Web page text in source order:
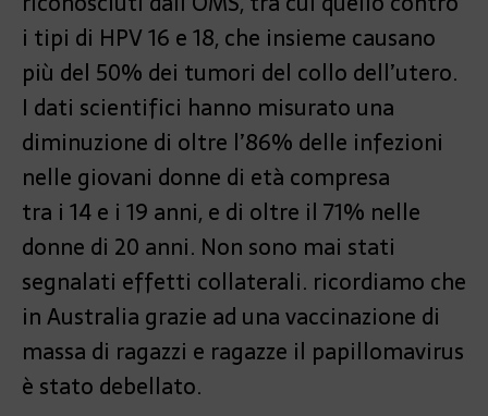
i tipi di HPV 16 e 18, che insieme causano
più del 50% dei tumori del collo dell’utero.
I dati scientifici hanno misurato una
diminuzione di oltre l’86% delle infezioni
nelle giovani donne di età compresa
tra i 14 e i 19 anni, e di oltre il 71% nelle
donne di 20 anni. Non sono mai stati
segnalati effetti collaterali. ricordiamo che
in Australia grazie ad una vaccinazione di
massa di ragazzi e ragazze il papillomavirus
è stato debellato.